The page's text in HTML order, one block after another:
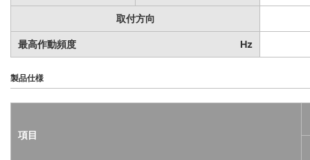
取付方向
最高作動頻度 Hz
製品仕様
項目